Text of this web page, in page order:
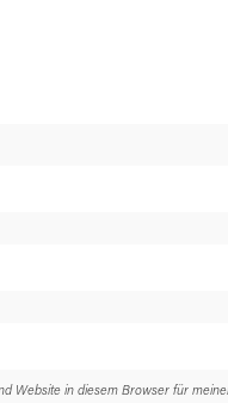
Website in diesem Browser für